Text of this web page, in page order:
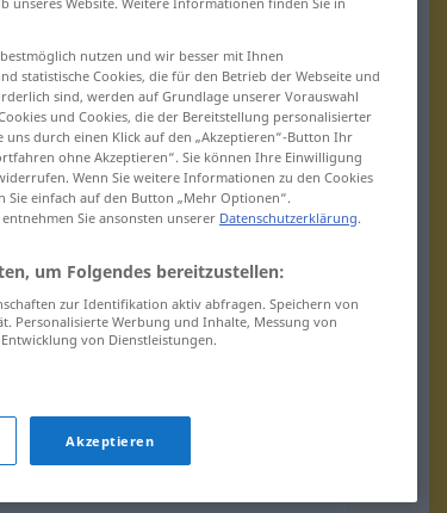
Schuhe
schwer,vertrackt,prekär
nutzen und wir besser mit Ihnen
statistische Cookies, die für den Betrieb der Webseite und
sind, werden auf Grundlage unserer Vorauswahl
und Cookies, die der Bereitstellung personalisierter
durch einen Klick auf den „Akzeptieren“-Button Ihr
ohne Akzeptieren“. Sie können Ihre Einwilligung
Wenn Sie weitere Informationen zu den Cookies
einfach auf den Button „Mehr Optionen“.
Sie ansonsten unserer Datenschutzerklärung.
um Folgendes bereitzustellen:
zur Identifikation aktiv abfragen. Speichern von
Personalisierte Werbung und Inhalte, Messung von
von Dienstleistungen.
Akzeptieren